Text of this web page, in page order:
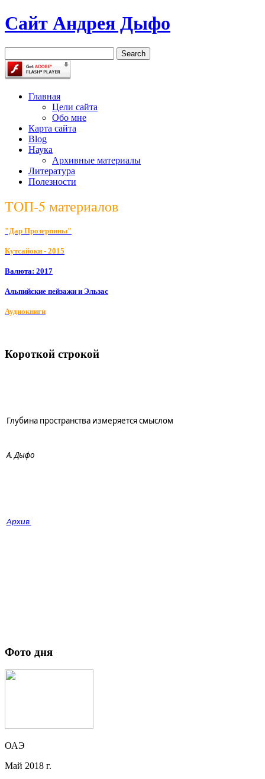
Сайт Андрея Дыфо
Главная
Цели сайта
Обо мне
Карта сайта
Blog
Наука
Архивные материалы
Литература
Полезности
ТОП-5 материалов
"Дар Прозерпины"
Кутсайоки - 2015
Валюта: 2017
Альпийские пейзажи и Эльзас
Аудиокниги
Короткой строкой
Глубина пространства измеряется смыслом
А. Дыфо
Архив
Фото дня
ОАЭ
Май 2018 г.